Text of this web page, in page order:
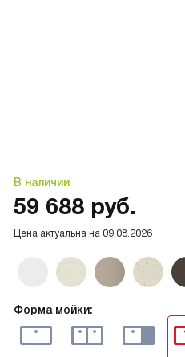
В наличии
Форма мойки:
Цена актуальна на 09.08.2026
59 688 руб.